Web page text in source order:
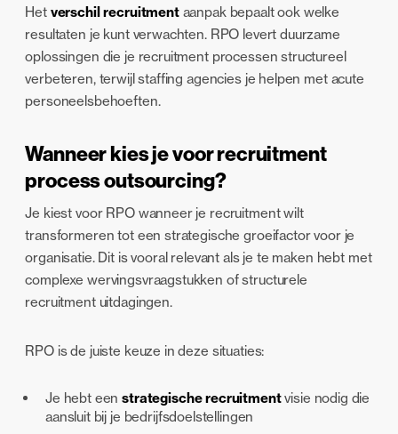
Het verschil recruitmentaanpak bepaalt ook welke
resultaten je kunt verwachten. RPO levert duurzame
oplossingen die je recruitment processen structureel
verbeteren, terwijl staffing agencies je helpen met acute
personeelsbehoeften.
Wanneer kies je voor recruitment
process outsourcing?
Je kiest voor RPO wanneer je recruitment wilt
transformeren tot een strategische groeifactor voor je
organisatie. Dit is vooral relevant als je te maken hebt met
complexe wervingsvraagstukken of structurele
recruitment uitdagingen.
RPO is de juiste keuze in deze situaties:
Je hebt eenstrategische recruitmentvisie nodig die
aansluit bij je bedrijfsdoelstellingen